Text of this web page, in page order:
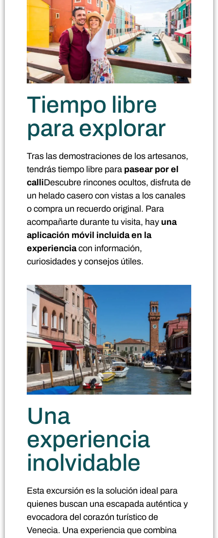
Tiempo libre
para explorar
Tras las demostraciones de los artesanos,
tendrás tiempo libre para pasear por el
calliDescubre rincones ocultos, disfruta de
un helado casero con vistas a los canales
o compra un recuerdo original. Para
acompañarte durante tu visita, hay una
aplicación móvil incluida en la
experienciacon información,
curiosidades y consejos útiles.
Una
experiencia
inolvidable
Esta excursión es la solución ideal para
quienes buscan una escapada auténtica y
evocadora del corazón turístico de
Venecia. Una experiencia que combina